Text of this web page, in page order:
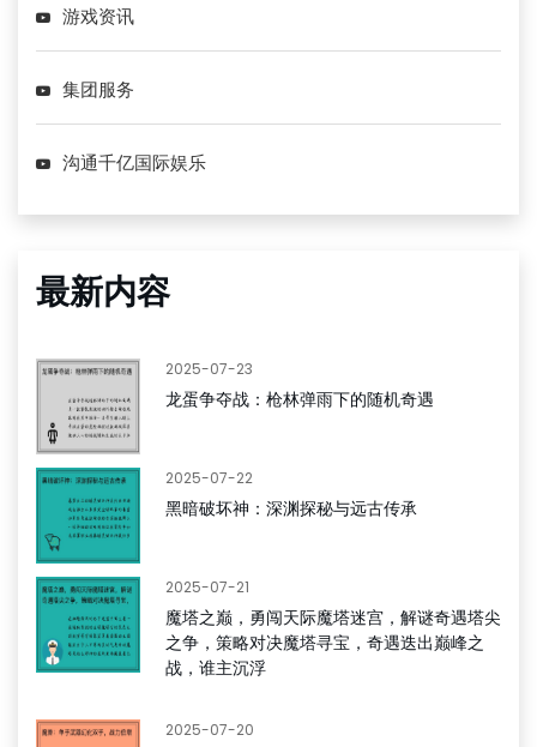
游戏资讯
集团服务
沟通千亿国际娱乐
最新内容
2025-07-23
龙蛋争夺战：枪林弹雨下的随机奇遇
2025-07-22
黑暗破坏神：深渊探秘与远古传承
2025-07-21
魔塔之巅，勇闯天际魔塔迷宫，解谜奇遇塔尖
之争，策略对决魔塔寻宝，奇遇迭出巅峰之
战，谁主沉浮
2025-07-20